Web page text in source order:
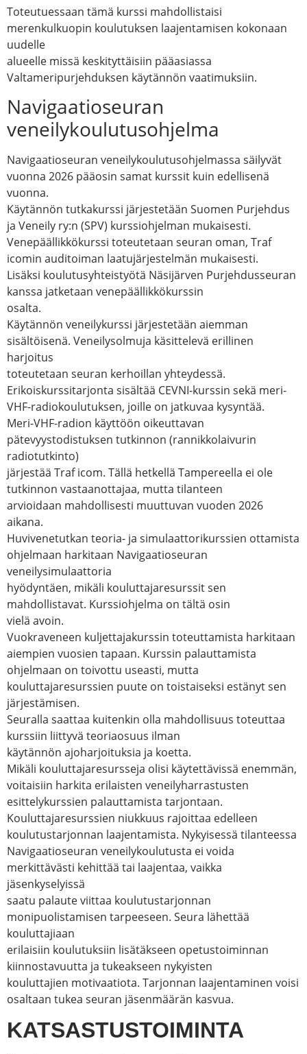
Toteutuessaan tämä kurssi mahdollistaisi
merenkulkuopin koulutuksen laajentamisen kokonaan
uudelle
alueelle missä keskityttäisiin pääasiassa
Valtameripurjehduksen käytännön vaatimuksiin.
Navigaatioseuran
veneilykoulutusohjelma
Navigaatioseuran veneilykoulutusohjelmassa säilyvät
vuonna 2026 pääosin samat kurssit kuin edellisenä
vuonna.
Käytännön tutkakurssi järjestetään Suomen Purjehdus
ja Veneily ry:n (SPV) kurssiohjelman mukaisesti.
Venepäällikkökurssi toteutetaan seuran oman, Traf
icomin auditoiman laatujärjestelmän mukaisesti.
Lisäksi koulutusyhteistyötä Näsijärven Purjehdusseuran
kanssa jatketaan venepäällikkökurssin
osalta.
Käytännön veneilykurssi järjestetään aiemman
sisältöisenä. Veneilysolmuja käsittelevä erillinen
harjoitus
toteutetaan seuran kerhoillan yhteydessä.
Erikoiskurssitarjonta sisältää CEVNI-kurssin sekä meri-
VHF-radiokoulutuksen, joille on jatkuvaa kysyntää.
Meri-VHF-radion käyttöön oikeuttavan
pätevyystodistuksen tutkinnon (rannikkolaivurin
radiotutkinto)
järjestää Traf icom. Tällä hetkellä Tampereella ei ole
tutkinnon vastaanottajaa, mutta tilanteen
arvioidaan mahdollisesti muuttuvan vuoden 2026
aikana.
Huvivenetutkan teoria- ja simulaattorikurssien ottamista
ohjelmaan harkitaan Navigaatioseuran
veneilysimulaattoria
hyödyntäen, mikäli kouluttajaresurssit sen
mahdollistavat. Kurssiohjelma on tältä osin
vielä avoin.
Vuokraveneen kuljettajakurssin toteuttamista harkitaan
aiempien vuosien tapaan. Kurssin palauttamista
ohjelmaan on toivottu useasti, mutta
kouluttajaresurssien puute on toistaiseksi estänyt sen
järjestämisen.
Seuralla saattaa kuitenkin olla mahdollisuus toteuttaa
kurssiin liittyvä teoriaosuus ilman
käytännön ajoharjoituksia ja koetta.
Mikäli kouluttajaresursseja olisi käytettävissä enemmän,
voitaisiin harkita erilaisten veneilyharrastusten
esittelykurssien palauttamista tarjontaan.
Kouluttajaresurssien niukkuus rajoittaa edelleen
koulutustarjonnan laajentamista. Nykyisessä tilanteessa
Navigaatioseuran veneilykoulutusta ei voida
merkittävästi kehittää tai laajentaa, vaikka
jäsenkyselyissä
saatu palaute viittaa koulutustarjonnan
monipuolistamisen tarpeeseen. Seura lähettää
kouluttajiaan
erilaisiin koulutuksiin lisätäkseen opetustoiminnan
kiinnostavuutta ja tukeakseen nykyisten
kouluttajien motivaatiota. Tarjonnan laajentaminen voisi
osaltaan tukea seuran jäsenmäärän kasvua.
KATSASTUSTOIMINTA